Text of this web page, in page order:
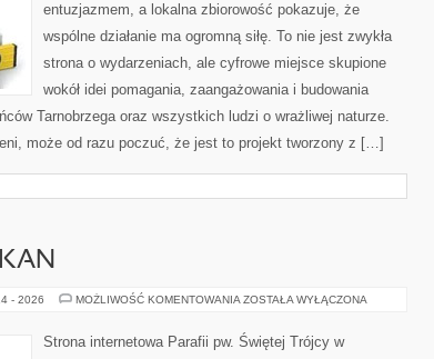
entuzjazmem, a lokalna zbiorowość pokazuje, że
wspólne działanie ma ogromną siłę. To nie jest zwykła
strona o wydarzeniach, ale cyfrowe miejsce skupione
wokół idei pomagania, zaangażowania i budowania
Tarnobrzega oraz wszystkich ludzi o wrażliwej naturze.
może od razu poczuć, że jest to projekt tworzony z […]
- 2026 MOŻLIWOŚĆ KOMENTOWANIA PAPIEŻE
ZOSTAŁA WYŁĄCZONA
Strona internetowa Parafii pw. Świętej Trójcy w